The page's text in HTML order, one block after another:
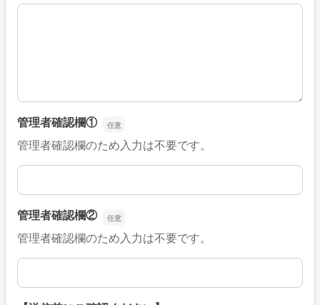
■そのほか、病院なびの改善すべき点や要望などがござい
管理者確認欄①
管理者確認欄のため入力は不要です。
管理者確認欄①
管理者確認欄②
管理者確認欄のため入力は不要です。
管理者確認欄②